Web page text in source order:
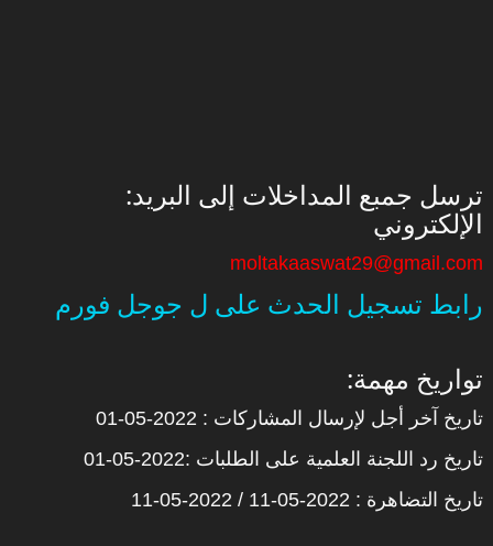
:ترسل جمبع المداخلات إلى البريد
الإلكتروني
moltakaaswat29@gmail.com
رابط تسجيل الحدث على ل جوجل فورم
:تواريخ مهمة
تاريخ آخر أجل لإرسال المشاركات : 2022-05-01
تاريخ رد اللجنة العلمية على الطلبات :2022-05-01
تاريخ التضاهرة : 2022-05-11 / 2022-05-11